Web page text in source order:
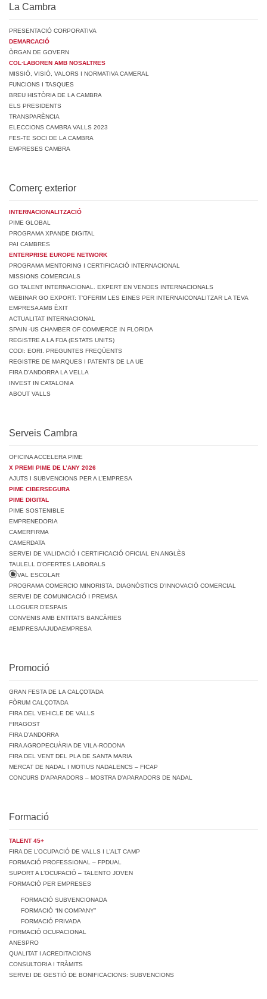
La Cambra
PRESENTACIÓ CORPORATIVA
DEMARCACIÓ
ÒRGAN DE GOVERN
COL·LABOREN AMB NOSALTRES
MISSIÓ, VISIÓ, VALORS I NORMATIVA CAMERAL
FUNCIONS I TASQUES
BREU HISTÒRIA DE LA CAMBRA
ELS PRESIDENTS
TRANSPARÈNCIA
ELECCIONS CAMBRA VALLS 2023
FES-TE SOCI DE LA CAMBRA
EMPRESES CAMBRA
Comerç exterior
INTERNACIONALITZACIÓ
PIME GLOBAL
PROGRAMA XPANDE DIGITAL
PAI CAMBRES
ENTERPRISE EUROPE NETWORK
PROGRAMA MENTORING I CERTIFICACIÓ INTERNACIONAL
MISSIONS COMERCIALS
GO TALENT INTERNACIONAL. EXPERT EN VENDES INTERNACIONALS
WEBINAR GO EXPORT: T’OFERIM LES EINES PER INTERNAICONALITZAR LA TEVA
EMPRESA AMB ÈXIT
ACTUALITAT INTERNACIONAL
SPAIN -US CHAMBER OF COMMERCE IN FLORIDA
REGISTRE A LA FDA (ESTATS UNITS)
CODI: EORI. PREGUNTES FREQÜENTS
REGISTRE DE MARQUES I PATENTS DE LA UE
FIRA D’ANDORRA LA VELLA
INVEST IN CATALONIA
ABOUT VALLS
Serveis Cambra
OFICINA ACCELERA PIME
X PREMI PIME DE L’ANY 2026
AJUTS I SUBVENCIONS PER A L’EMPRESA
PIME CIBERSEGURA
PIME DIGITAL
PIME SOSTENIBLE
EMPRENEDORIA
CAMERFIRMA
CAMERDATA
SERVEI DE VALIDACIÓ I CERTIFICACIÓ OFICIAL EN ANGLÈS
TAULELL D’OFERTES LABORALS
VAL ESCOLAR
PROGRAMA COMERCIO MINORISTA. DIAGNÒSTICS D’INNOVACIÓ COMERCIAL
SERVEI DE COMUNICACIÓ I PREMSA
LLOGUER D’ESPAIS
CONVENIS AMB ENTITATS BANCÀRIES
#EMPRESAAJUDAEMPRESA
Promoció
GRAN FESTA DE LA CALÇOTADA
FÒRUM CALÇOTADA
FIRA DEL VEHICLE DE VALLS
FIRAGOST
FIRA D’ANDORRA
FIRA AGROPECUÀRIA DE VILA-RODONA
FIRA DEL VENT DEL PLA DE SANTA MARIA
MERCAT DE NADAL I MOTIUS NADALENCS – FICAP
CONCURS D’APARADORS – MOSTRA D’APARADORS DE NADAL
Formació
TALENT 45+
FIRA DE L’OCUPACIÓ DE VALLS I L’ALT CAMP
FORMACIÓ PROFESSIONAL – FPDUAL
SUPORT A L’OCUPACIÓ – TALENTO JOVEN
FORMACIÓ PER EMPRESES
FORMACIÓ SUBVENCIONADA
FORMACIÓ “IN COMPANY”
FORMACIÓ PRIVADA
FORMACIÓ OCUPACIONAL
ANESPRO
QUALITAT I ACREDITACIONS
CONSULTORIA I TRÀMITS
SERVEI DE GESTIÓ DE BONIFICACIONS: SUBVENCIONS